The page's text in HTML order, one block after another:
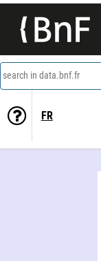
search in data.bnf.fr
FR